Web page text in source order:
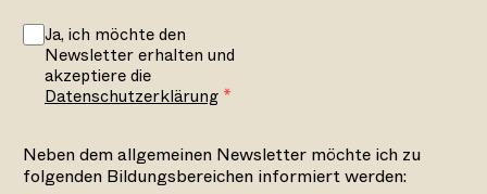
Ja, ich möchte den
Newsletter erhalten und
akzeptiere die
Datenschutzerklärung
Neben dem allgemeinen Newsletter möchte ich zu
folgenden Bildungsbereichen informiert werden: